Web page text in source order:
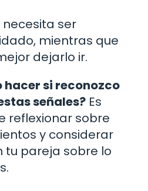
necesita ser
mientras que
dejarlo ir.
hacer si reconozco
señales? Es
reflexionar sobre
y considerar
tu pareja sobre lo